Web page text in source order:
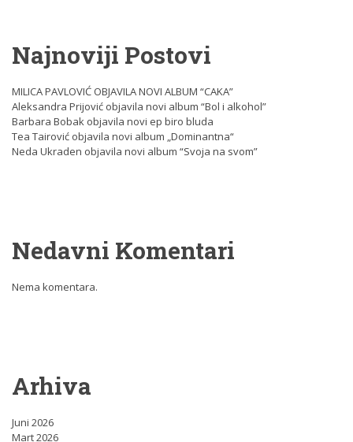
Najnoviji Postovi
MILICA PAVLOVIĆ OBJAVILA NOVI ALBUM “CAKA”
Aleksandra Prijović objavila novi album “Bol i alkohol”
Barbara Bobak objavila novi ep biro bluda
Tea Tairović objavila novi album „Dominantna“
Neda Ukraden objavila novi album “Svoja na svom”
Nedavni Komentari
Nema komentara.
Arhiva
Juni 2026
Mart 2026